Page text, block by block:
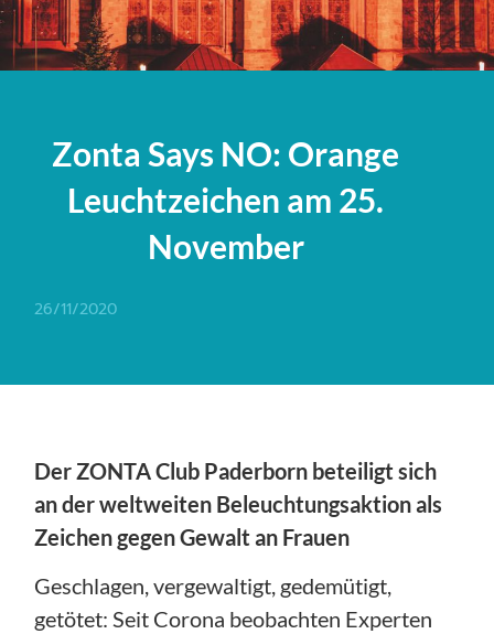
Zonta Says NO: Orange
Leuchtzeichen am 25.
November
26/11/2020
Der ZONTA Club Paderborn beteiligt sich
an der weltweiten Beleuchtungsaktion als
Zeichen gegen Gewalt an Frauen
Geschlagen, vergewaltigt, gedemütigt,
getötet: Seit Corona beobachten Experten